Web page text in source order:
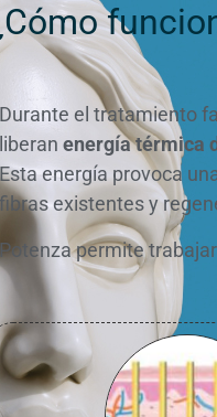
Durante el tratamiento
liberanenergía térmica
Esta energía provoca
fibras existentes y
Potenza permite